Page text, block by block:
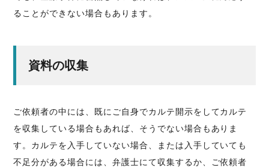
ることができない場合もあります。
資料の収集
ご依頼者の中には、既にご自身でカルテ開示をしてカルテ
を収集している場合もあれば、そうでない場合もありま
す。カルテを入手していない場合、または入手していても
不足分がある場合には、弁護士にて収集するか、ご依頼者